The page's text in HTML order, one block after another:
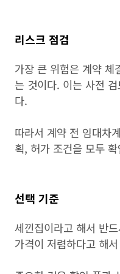
리스크 점검
가장 큰 위험은 계약 체
는 것이다. 이는 사전
다.
따라서 계약 전 임대차
획, 허가 조건을 모두
선택 기준
세낀집이라고 해서 반
가격이 저렴하다고 해